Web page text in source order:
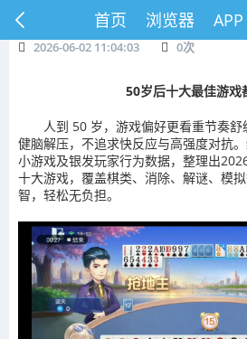
首页 浏览器 APP
2026-06-02 11:04:03 0次
50岁后十大最佳游戏
人到 50 岁，游戏偏好更看重节奏舒
健脑解压，不追求快反应与高强度对抗
小游戏及银发玩家行为数据，整理出
十大游戏，覆盖棋类、消除、解谜、模
智，轻松无负担。